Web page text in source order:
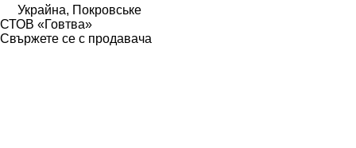
Украйна, Покровське
СТОВ «Говтва»
Свържете се с продавача